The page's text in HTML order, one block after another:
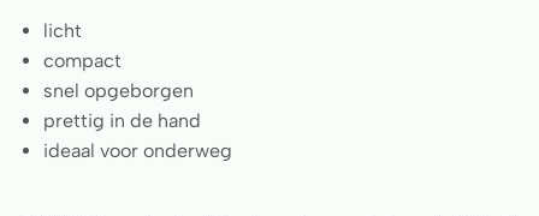
licht
compact
snel opgeborgen
prettig in de hand
ideaal voor onderweg